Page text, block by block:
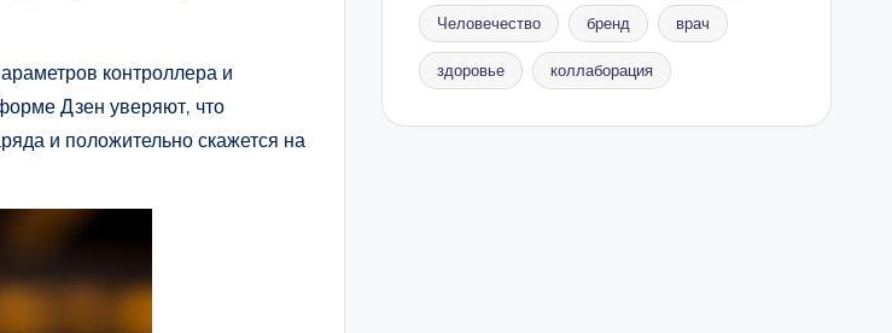
контроллера и
Дзен уверяют, что
и положительно скажется на
Человечество бренд врач
здоровье коллаборация